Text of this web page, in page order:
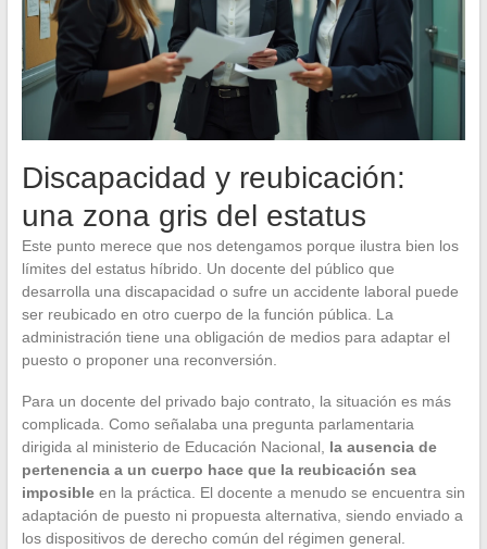
Discapacidad y reubicación:
una zona gris del estatus
Este punto merece que nos detengamos porque ilustra bien los
límites del estatus híbrido. Un docente del público que
desarrolla una discapacidad o sufre un accidente laboral puede
ser reubicado en otro cuerpo de la función pública. La
administración tiene una obligación de medios para adaptar el
puesto o proponer una reconversión.
Para un docente del privado bajo contrato, la situación es más
complicada. Como señalaba una pregunta parlamentaria
dirigida al ministerio de Educación Nacional, la ausencia de
pertenencia a un cuerpo hace que la reubicación sea
imposibleen la práctica. El docente a menudo se encuentra sin
adaptación de puesto ni propuesta alternativa, siendo enviado a
los dispositivos de derecho común del régimen general.